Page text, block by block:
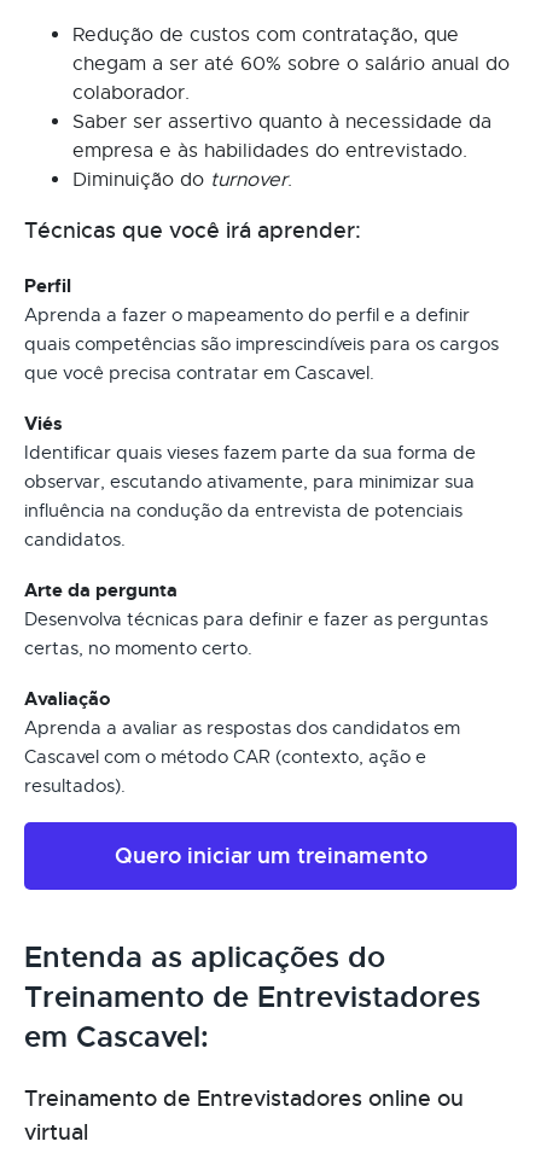
Redução de custos com contratação, que
chegam a ser até 60% sobre o salário anual do
colaborador.
Saber ser assertivo quanto à necessidade da
empresa e às habilidades do entrevistado.
Diminuição do turnover.
Técnicas que você irá aprender:
Perfil
Aprenda a fazer o mapeamento do perfil e a definir
quais competências são imprescindíveis para os cargos
que você precisa contratar em Cascavel.
Viés
Identificar quais vieses fazem parte da sua forma de
observar, escutando ativamente, para minimizar sua
influência na condução da entrevista de potenciais
candidatos.
Arte da pergunta
Desenvolva técnicas para definir e fazer as perguntas
certas, no momento certo.
Avaliação
Aprenda a avaliar as respostas dos candidatos em
Cascavel com o método CAR (contexto, ação e
resultados).
Quero iniciar um treinamento
Entenda as aplicações do
Treinamento de Entrevistadores
em Cascavel:
Treinamento de Entrevistadores online ou
virtual